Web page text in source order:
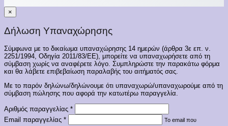
×
Δήλωση Υπαναχώρησης
Σύμφωνα με το δικαίωμα υπαναχώρησης 14 ημερών (άρθρα 3ε επ. ν.
2251/1994, Οδηγία 2011/83/ΕΕ), μπορείτε να υπαναχωρήσετε από τη
σύμβαση χωρίς να αναφέρετε λόγο. Συμπληρώστε την παρακάτω φόρμα
και θα λάβετε επιβεβαίωση παραλαβής του αιτήματός σας.
Με το παρόν δηλώνω/δηλώνουμε ότι υπαναχωρώ/υπαναχωρούμε από τη
σύμβαση πώλησης που αφορά την κατωτέρω παραγγελία.
Αριθμός παραγγελίας *
Email παραγγελίας *
Το email που